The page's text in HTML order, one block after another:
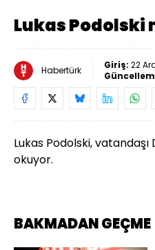
Lukas Podolski
Habertürk Giriş: 22
Lukas Podolski,
okuyor.
BAKMADAN GEÇME